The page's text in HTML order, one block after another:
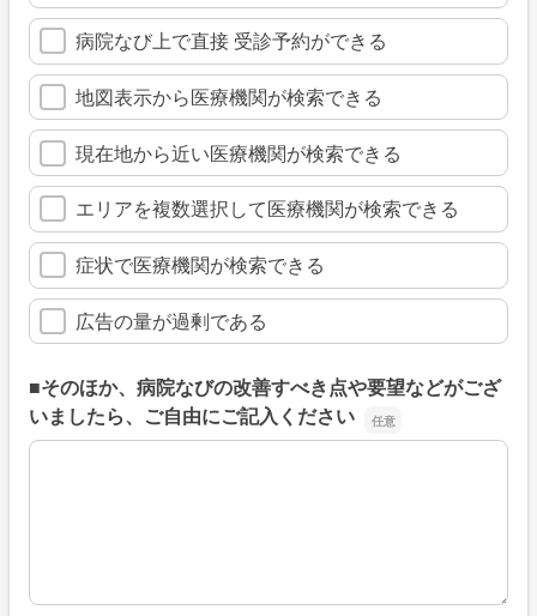
病院なび上で直接 受診予約ができる
地図表示から医療機関が検索できる
現在地から近い医療機関が検索できる
エリアを複数選択して医療機関が検索できる
症状で医療機関が検索できる
広告の量が過剰である
■そのほか、病院なびの改善すべき点や要望などがござ
いましたら、ご自由にご記入ください
■そのほか、病院なびの改善すべき点や要望などがござい